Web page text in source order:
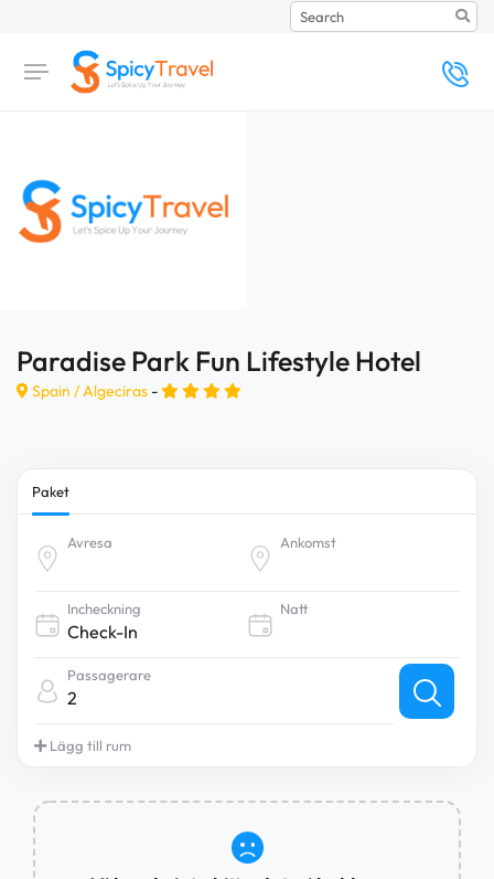
Search
Paradise Park Fun Lifestyle Hotel
Spain /Algeciras -
Paket
Avresa Ankomst
Incheckning Natt
Passagerare
2
Lägg till rum